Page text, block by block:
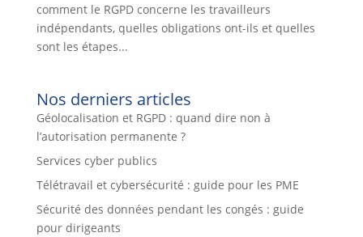
comment le RGPD concerne les travailleurs
indépendants, quelles obligations ont-ils et quelles
sont les étapes...
Nos derniers articles
Géolocalisation et RGPD : quand dire non à
l’autorisation permanente ?
Services cyber publics
Télétravail et cybersécurité : guide pour les PME
Sécurité des données pendant les congés : guide
pour dirigeants